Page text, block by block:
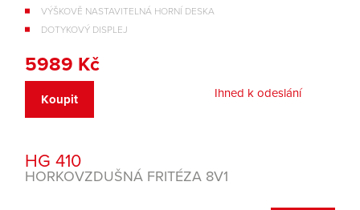
VÝŠKOVĚ NASTAVITELNÁ HORNÍ DESKA
DOTYKOVÝ DISPLEJ
5989 Kč
Koupit Ihned k odeslání
HG 410
HORKOVZDUŠNÁ FRITÉZA 8V1